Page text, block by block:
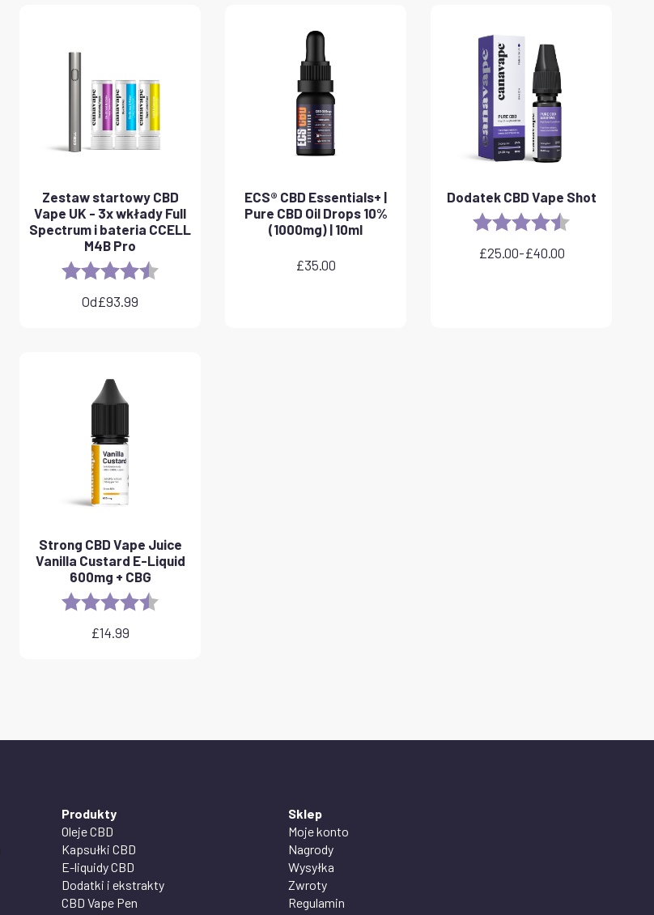
Zestaw startowy CBD
Vape UK - 3x wkłady Full
Spectrum i bateria CCELL
M4B Pro
Rating:
Od£93.99
ECS® CBD Essentials+ |
Pure CBD Oil Drops 10%
(1000mg) | 10ml
£35.00
Dodatek CBD Vape Shot
Rating:
£25.00-£40.00
Zakres
Strong CBD Vape Juice
Vanilla Custard E-Liquid
600mg + CBG
Rating:
£14.99
Produkty
Oleje CBD
Kapsułki CBD
E-liquidy CBD
Dodatki i ekstrakty
CBD Vape Pen
Sklep
Moje konto
Nagrody
Wysyłka
Zwroty
Regulamin